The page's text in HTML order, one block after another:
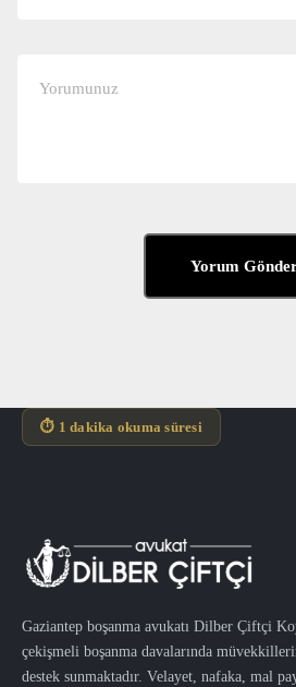
⏱ 1 dakika okuma süresi
Gaziantep boşanma avukatı Dilber Çiftçi
çekişmeli boşanma davalarında
destek sunmaktadır. Velayet, nafaka, mal